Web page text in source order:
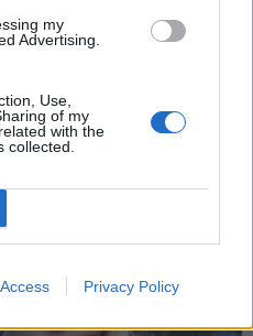
my
Advertising.
Use,
of my
with the
collected.
Privacy Policy
Μακρόν στη
Γαλλία, θα
X